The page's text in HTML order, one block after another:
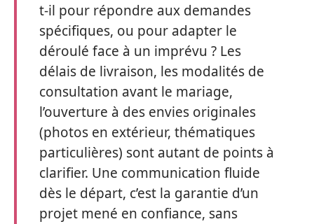
t-il pour répondre aux demandes
spécifiques, ou pour adapter le
déroulé face à un imprévu ? Les
délais de livraison, les modalités de
consultation avant le mariage,
l’ouverture à des envies originales
(photos en extérieur, thématiques
particulières) sont autant de points à
clarifier. Une communication fluide
dès le départ, c’est la garantie d’un
projet mené en confiance, sans